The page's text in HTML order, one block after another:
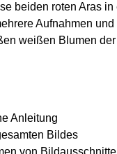
beiden roten Aras
Aufnahmen
weißen Blumen
Anleitung
Bildes
von